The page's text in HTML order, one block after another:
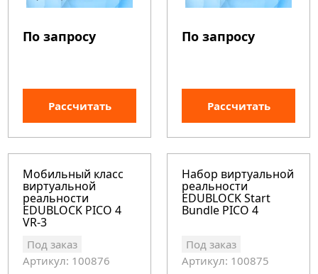
По запросу
Рассчитать
По запросу
Рассчитать
Мобильный класс
виртуальной
реальности
EDUBLOCK PICO 4
VR-3
Под заказ
Артикул: 100876
Набор виртуальной
реальности
EDUBLOCK Start
Bundle PICO 4
Под заказ
Артикул: 100875